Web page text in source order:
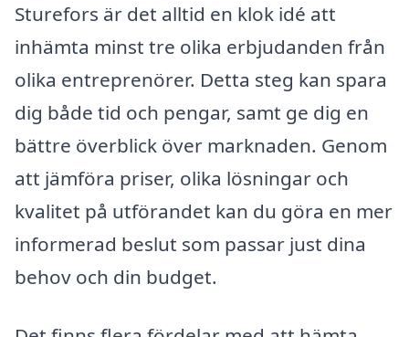
Sturefors är det alltid en klok idé att
inhämta minst tre olika erbjudanden från
olika entreprenörer. Detta steg kan spara
dig både tid och pengar, samt ge dig en
bättre överblick över marknaden. Genom
att jämföra priser, olika lösningar och
kvalitet på utförandet kan du göra en mer
informerad beslut som passar just dina
behov och din budget.